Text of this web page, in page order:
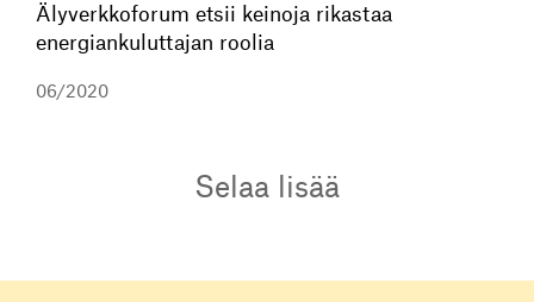
Älyverkkoforum etsii keinoja rikastaa
energiankuluttajan roolia
06/2020
Selaa lisää